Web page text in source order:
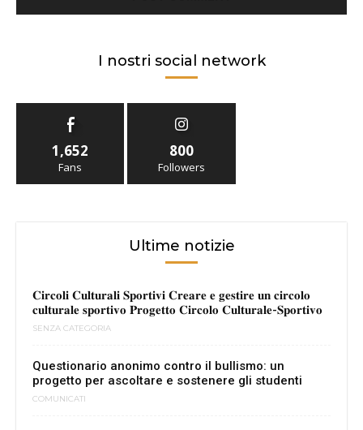
I nostri social network
1,652
Fans
800
Followers
Ultime notizie
𝐂𝐢𝐫𝐜𝐨𝐥𝐢 𝐂𝐮𝐥𝐭𝐮𝐫𝐚𝐥𝐢 𝐒𝐩𝐨𝐫𝐭𝐢𝐯𝐢 𝐂𝐫𝐞𝐚𝐫𝐞 𝐞 𝐠𝐞𝐬𝐭𝐢𝐫𝐞 𝐮𝐧 𝐜𝐢𝐫𝐜𝐨𝐥𝐨
𝐜𝐮𝐥𝐭𝐮𝐫𝐚𝐥𝐞 𝐬𝐩𝐨𝐫𝐭𝐢𝐯𝐨 𝐏𝐫𝐨𝐠𝐞𝐭𝐭𝐨 𝐂𝐢𝐫𝐜𝐨𝐥𝐨 𝐂𝐮𝐥𝐭𝐮𝐫𝐚𝐥𝐞-𝐒𝐩𝐨𝐫𝐭𝐢𝐯𝐨
SENZA CATEGORIA
Questionario anonimo contro il bullismo: un
progetto per ascoltare e sostenere gli studenti
COMUNICATI